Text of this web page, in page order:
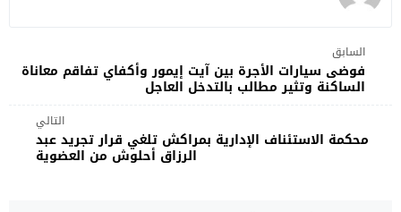
السابق
فوضى سيارات الأجرة بين آيت إيمور وأكفاي تفاقم معاناة
الساكنة وتثير مطالب بالتدخل العاجل
التالي
محكمة الاستئناف الإدارية بمراكش تلغي قرار تجريد عبد
الرزاق أحلوش من العضوية